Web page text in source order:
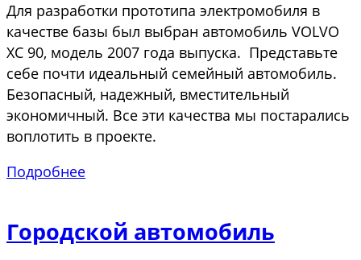
Для разработки прототипа электромобиля в
качестве базы был выбран автомобиль VOLVO
XC 90, модель 2007 года выпуска. Представьте
себе почти идеальный семейный автомобиль.
Безопасный, надежный, вместительный
экономичный. Все эти качества мы постарались
воплотить в проекте.
Подробнее
Городской автомобиль